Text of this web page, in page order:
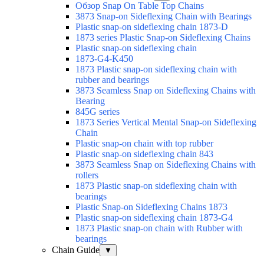
Обзор Snap On Table Top Chains
3873 Snap-on Sideflexing Chain with Bearings
Plastic snap-on sideflexing chain 1873-D
1873 series Plastic Snap-on Sideflexing Chains
Plastic snap-on sideflexing chain
1873-G4-K450
1873 Plastic snap-on sideflexing chain with
rubber and bearings
3873 Seamless Snap on Sideflexing Chains with
Bearing
845G series
1873 Series Vertical Mental Snap-on Sideflexing
Chain
Plastic snap-on chain with top rubber
Plastic snap-on sideflexing chain 843
3873 Seamless Snap on Sideflexing Chains with
rollers
1873 Plastic snap-on sideflexing chain with
bearings
Plastic Snap-on Sideflexing Chains 1873
Plastic snap-on sideflexing chain 1873-G4
1873 Plastic snap-on chain with Rubber with
bearings
Chain Guide
▼